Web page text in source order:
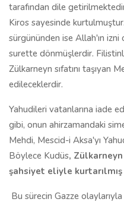
tarafından dile
Kiros sayesinde
sürgününden ise Allah'ın izni
surette dönmüşlerdir.
Zülkarneyn sıfatını taşıyan
edileceklerdir.
Yahudileri vatanlarına iade
gibi, onun ahirzamandaki
Mehdi, Mescid-i Aksa'yı
Böylece Kudüs,
şahsiyet eliyle kurtarılmış
Bu sürecin Gazze